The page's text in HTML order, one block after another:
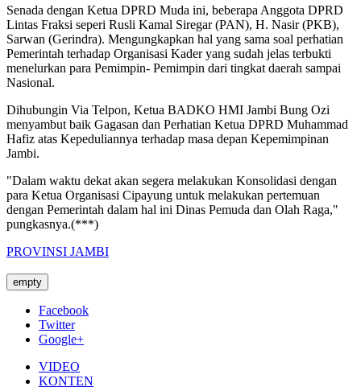
Senada dengan Ketua DPRD Muda ini, beberapa Anggota DPRD
Lintas Fraksi seperi Rusli Kamal Siregar (PAN), H. Nasir (PKB),
Sarwan (Gerindra). Mengungkapkan hal yang sama soal perhatian
Pemerintah terhadap Organisasi Kader yang sudah jelas terbukti
menelurkan para Pemimpin- Pemimpin dari tingkat daerah sampai
Nasional.
Dihubungin Via Telpon, Ketua BADKO HMI Jambi Bung Ozi
menyambut baik Gagasan dan Perhatian Ketua DPRD Muhammad
Hafiz atas Kepeduliannya terhadap masa depan Kepemimpinan
Jambi.
"Dalam waktu dekat akan segera melakukan Konsolidasi dengan
para Ketua Organisasi Cipayung untuk melakukan pertemuan
dengan Pemerintah dalam hal ini Dinas Pemuda dan Olah Raga,"
pungkasnya.(***)
PROVINSI JAMBI
empty
Facebook
Twitter
Google+
VIDEO
KONTEN